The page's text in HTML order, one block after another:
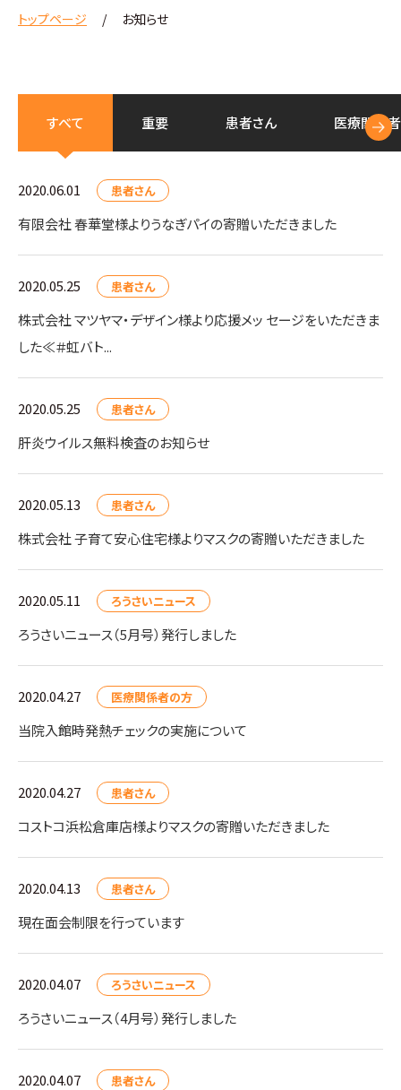
トップページ お知らせ
すべて 重要 患者さん 医療関係
2020.06.01 患者さん
有限会社 春華堂様よりうなぎパイの寄贈いただきました
2020.05.25 患者さん
株式会社 マツヤマ・デザイン様より応援メッ セージをいただきま
した≪＃虹バト...
2020.05.25 患者さん
肝炎ウイルス無料検査のお知らせ
2020.05.13 患者さん
株式会社 子育て安心住宅様よりマスクの寄贈いただきました
2020.05.11 ろうさいニュース
ろうさいニュース（5月号）発行しました
2020.04.27 医療関係者の方
当院入館時発熱チェックの実施について
2020.04.27 患者さん
コストコ浜松倉庫店様よりマスクの寄贈いただきました
2020.04.13 患者さん
現在面会制限を行っています
2020.04.07 ろうさいニュース
ろうさいニュース（4月号）発行しました
2020.04.07 患者さん